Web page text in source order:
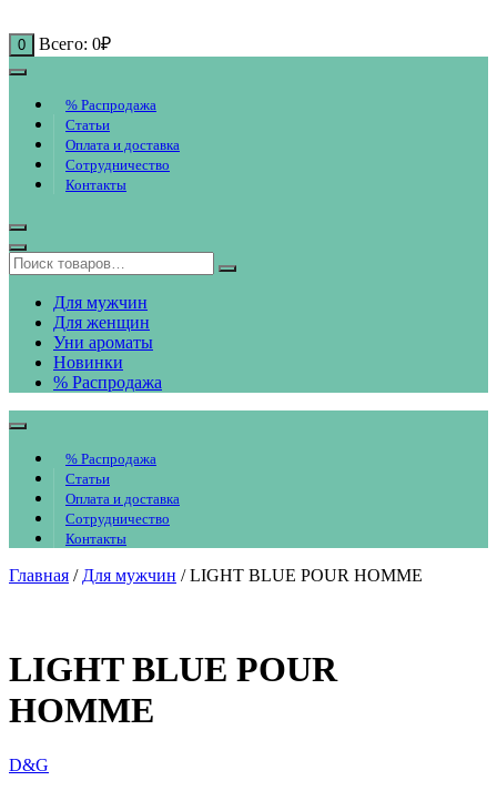
0 Всего: 0₽
% Распродажа
Статьи
Оплата и доставка
Сотрудничество
Контакты
Для мужчин
Для женщин
Уни ароматы
Новинки
% Распродажа
% Распродажа
Статьи
Оплата и доставка
Сотрудничество
Контакты
Главная / Для мужчин / LIGHT BLUE POUR HOMME
LIGHT BLUE POUR
HOMME
D&G